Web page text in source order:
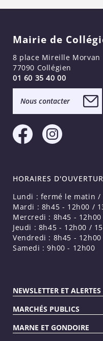
Mairie de
8 place Mireille Morvan
77090 Collégien
01 60 35 40 00
Nous contacter
HORAIRES
Lundi : fermé le matin /
Mardi : 8h45 - 12h00 /
Mercredi : 8h45 -
Jeudi : 8h45 - 12h00 /
Vendredi : 8h45 -
Samedi : 9h00 - 12h00
NEWSLETTER ET ALERTES
MARCHÉS PUBLICS
MARNE ET GONDOIRE